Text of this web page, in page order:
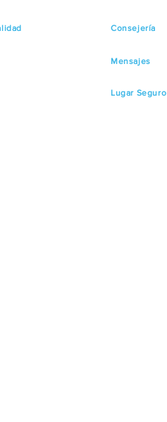
Consejería
Mensajes
Lugar Seguro